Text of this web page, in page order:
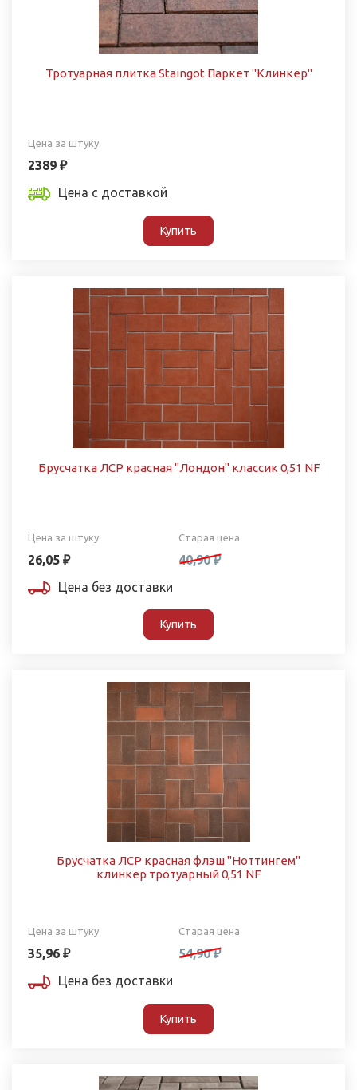
Тротуарная плитка Staingot Паркет "Клинкер"
Цена за штуку
2389 ₽
Цена с доставкой
Купить
Брусчатка ЛСР красная "Лондон" классик 0,51 NF
Цена за штуку
26,05 ₽
Старая цена
40,90 ₽
Цена без доставки
Купить
Брусчатка ЛСР красная флэш "Ноттингем"
клинкер тротуарный 0,51 NF
Цена за штуку
35,96 ₽
Старая цена
54,90 ₽
Цена без доставки
Купить